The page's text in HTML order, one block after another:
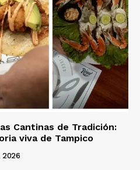
Cantinas de Tradición:
viva de Tampico
2026